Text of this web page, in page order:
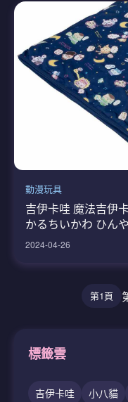
動漫玩具
吉伊卡哇 魔法吉伊
かるちいかわ ひん
2024-04-26
第1頁
標籤雲
吉伊卡哇 小八貓